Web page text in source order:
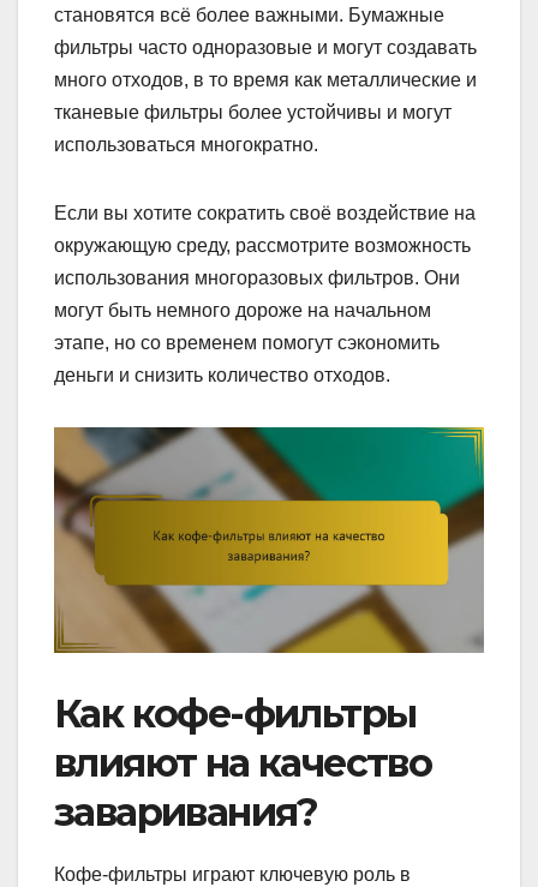
становятся всё более важными. Бумажные
фильтры часто одноразовые и могут создавать
много отходов, в то время как металлические и
тканевые фильтры более устойчивы и могут
использоваться многократно.
Если вы хотите сократить своё воздействие на
окружающую среду, рассмотрите возможность
использования многоразовых фильтров. Они
могут быть немного дороже на начальном
этапе, но со временем помогут сэкономить
деньги и снизить количество отходов.
Как кофе-фильтры
влияют на качество
заваривания?
Кофе-фильтры играют ключевую роль в